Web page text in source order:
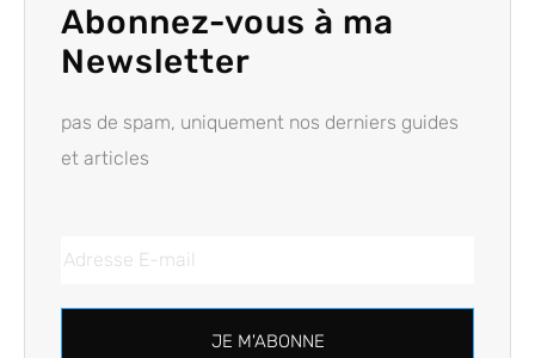
Abonnez-vous à ma
Newsletter
pas de spam, uniquement nos derniers guides
et articles
JE M'ABONNE